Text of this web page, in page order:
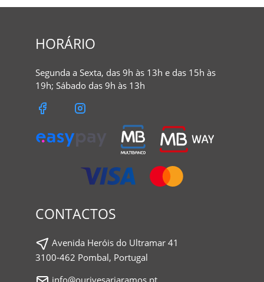
HORÁRIO
Segunda a Sexta, das 9h às 13h e das 15h às
19h; Sábado das 9h às 13h
CONTACTOS
Avenida Heróis do Ultramar 41
3100-462 Pombal, Portugal
info@ourivesariaramos.pt